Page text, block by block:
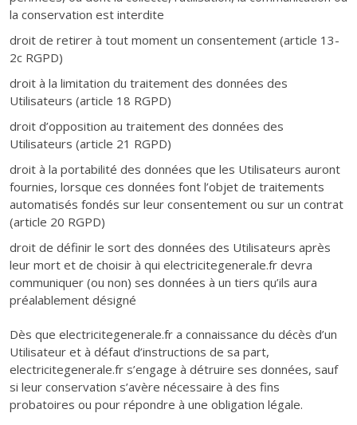
la conservation est interdite
droit de retirer à tout moment un consentement (article 13-
2c RGPD)
droit à la limitation du traitement des données des
Utilisateurs (article 18 RGPD)
droit d’opposition au traitement des données des
Utilisateurs (article 21 RGPD)
droit à la portabilité des données que les Utilisateurs auront
fournies, lorsque ces données font l’objet de traitements
automatisés fondés sur leur consentement ou sur un contrat
(article 20 RGPD)
droit de définir le sort des données des Utilisateurs après
leur mort et de choisir à qui electricitegenerale.fr devra
communiquer (ou non) ses données à un tiers qu’ils aura
préalablement désigné
Dès que electricitegenerale.fr a connaissance du décès d’un
Utilisateur et à défaut d’instructions de sa part,
electricitegenerale.fr s’engage à détruire ses données, sauf
si leur conservation s’avère nécessaire à des fins
probatoires ou pour répondre à une obligation légale.